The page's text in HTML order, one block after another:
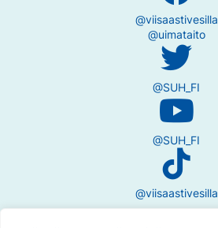
@viisaastivesilla
@uimataito
@SUH_FI
@SUH_FI
@viisaastivesilla